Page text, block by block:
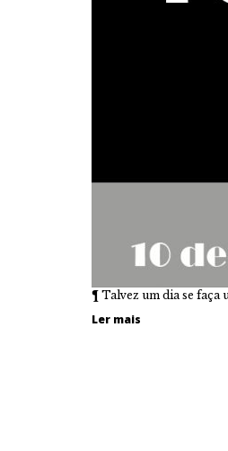
¶ Talvez um dia se
Ler mais